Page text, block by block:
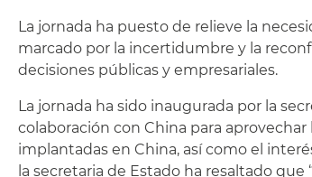
La jornada ha puesto de relieve la
marcado por la incertidumbre y la
decisiones públicas y empresariales.
La jornada ha sido inaugurada por la
colaboración con China para
implantadas en China, así como el
la secretaria de Estado ha resaltado